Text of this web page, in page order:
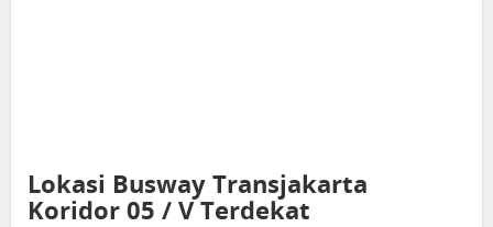
Lokasi Busway Transjakarta
Koridor 05 / V Terdekat